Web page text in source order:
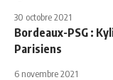
30 octobre 2021
Bordeaux-PSG :
Parisiens
6 novembre 2021